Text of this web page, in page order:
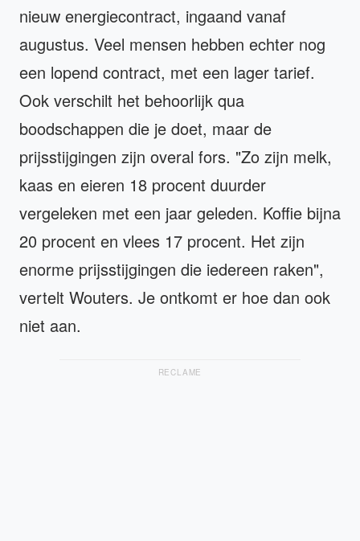
nieuw energiecontract, ingaand vanaf
augustus. Veel mensen hebben echter nog
een lopend contract, met een lager tarief.
Ook verschilt het behoorlijk qua
boodschappen die je doet, maar de
prijsstijgingen zijn overal fors. "Zo zijn melk,
kaas en eieren 18 procent duurder
vergeleken met een jaar geleden. Koffie bijna
20 procent en vlees 17 procent. Het zijn
enorme prijsstijgingen die iedereen raken",
vertelt Wouters. Je ontkomt er hoe dan ook
niet aan.
RECLAME